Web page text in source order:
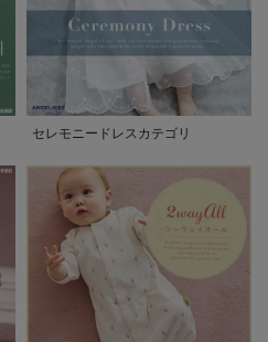
セレモニードレスカテゴリ